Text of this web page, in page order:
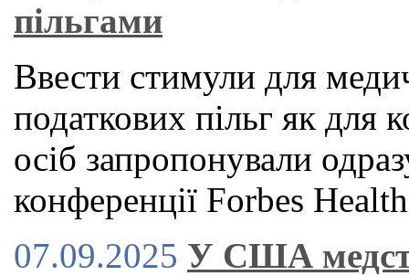
пільгами
Ввести стимули для
податкових пільг як для
осіб запропонували
конференції Forbes
07.09.2025 У США